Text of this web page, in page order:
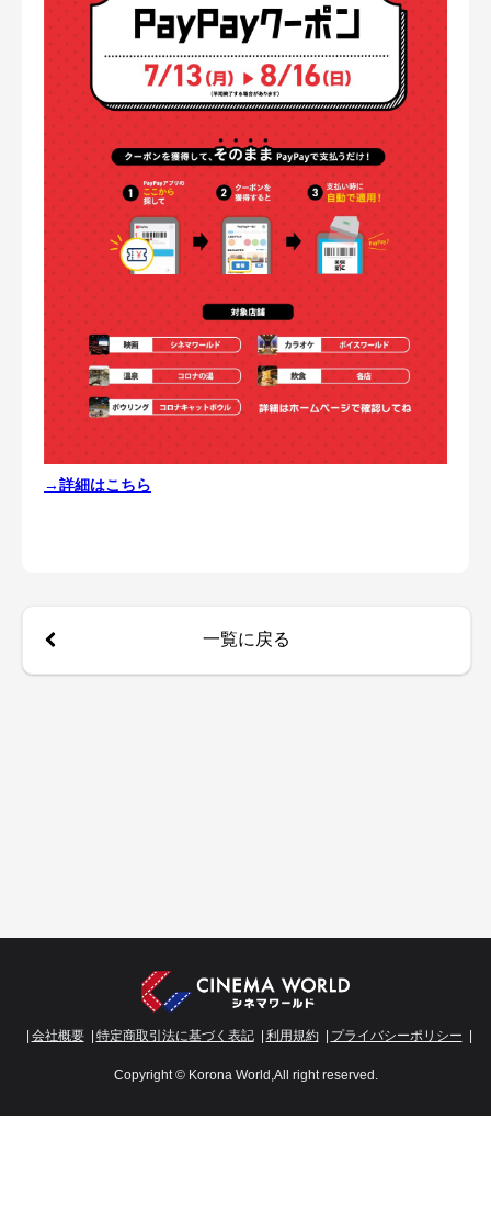
→詳細はこちら
一覧に戻る
会社概要 特定商取引法に基づく表記 利用規約 プライバシーポリシー
Copyright © Korona World,All right reserved.